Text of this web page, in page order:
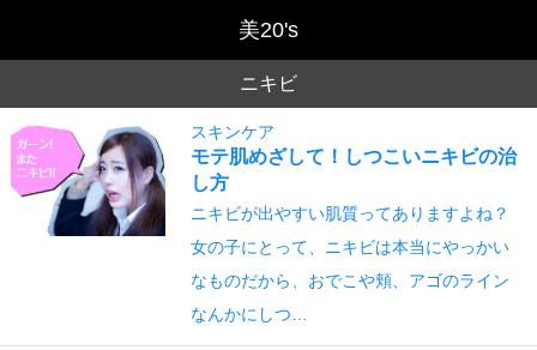
ニキビ
スキンケア
モテ肌めざして！しつこいニキビの治
し方
ニキビが出やすい肌質ってありますよね？
女の子にとって、ニキビは本当にやっかい
なものだから、おでこや頬、アゴのライン
なんかにしつ…